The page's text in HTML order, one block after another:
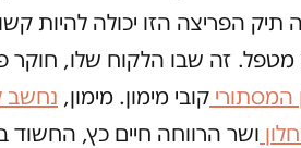
הפריצה הזו יכולה להיות
מטפל. זה שבו הלקוח שלו,
המסתורי קובי מימון. מימון, נחשב
ושר הרווחה חיים כץ, החשוד